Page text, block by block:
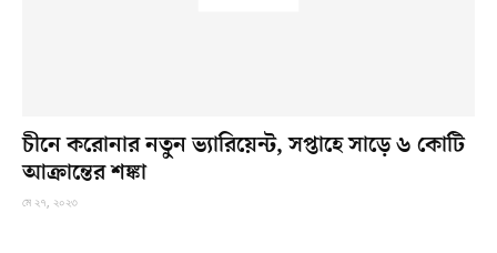
চীনে করোনার নতুন ভ্যারিয়েন্ট, সপ্তাহে সাড়ে ৬ কোটি
আক্রান্তের শঙ্কা
মে ২৭, ২০২৩